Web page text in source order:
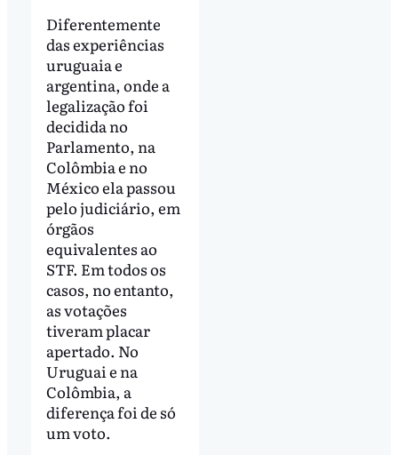
Diferentemente
das experiências
uruguaia e
argentina, onde a
legalização foi
decidida no
Parlamento, na
Colômbia e no
México ela passou
pelo judiciário, em
órgãos
equivalentes ao
STF. Em todos os
casos, no entanto,
as votações
tiveram placar
apertado. No
Uruguai e na
Colômbia, a
diferença foi de só
um voto.